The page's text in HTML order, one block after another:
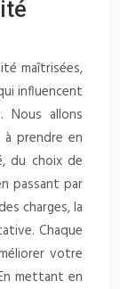
maîtrisées,
influencent
Nous allons
prendre en
du choix de
passant par
charges, la
Chaque
votre
mettant en